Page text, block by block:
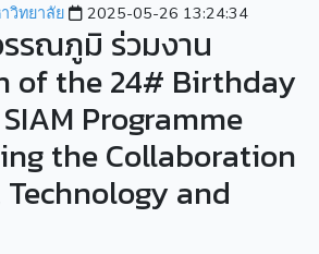
วิทยาลัย 2025-05-26 13:24:34
รณภูมิ ร่วมงาน
of the 24# Birthday
Programme
the Collaboration
Technology and